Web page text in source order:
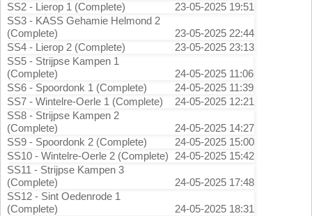
SS2 - Lierop 1 (Complete)
23-05-2025 19:51
SS3 - KASS Gehamie Helmond 2
(Complete)
23-05-2025 22:44
SS4 - Lierop 2 (Complete)
23-05-2025 23:13
SS5 - Strijpse Kampen 1
(Complete)
24-05-2025 11:06
SS6 - Spoordonk 1 (Complete)
24-05-2025 11:39
SS7 - Wintelre-Oerle 1 (Complete)
24-05-2025 12:21
SS8 - Strijpse Kampen 2
(Complete)
24-05-2025 14:27
SS9 - Spoordonk 2 (Complete)
24-05-2025 15:00
SS10 - Wintelre-Oerle 2 (Complete)
24-05-2025 15:42
SS11 - Strijpse Kampen 3
(Complete)
24-05-2025 17:48
SS12 - Sint Oedenrode 1
(Complete)
24-05-2025 18:31